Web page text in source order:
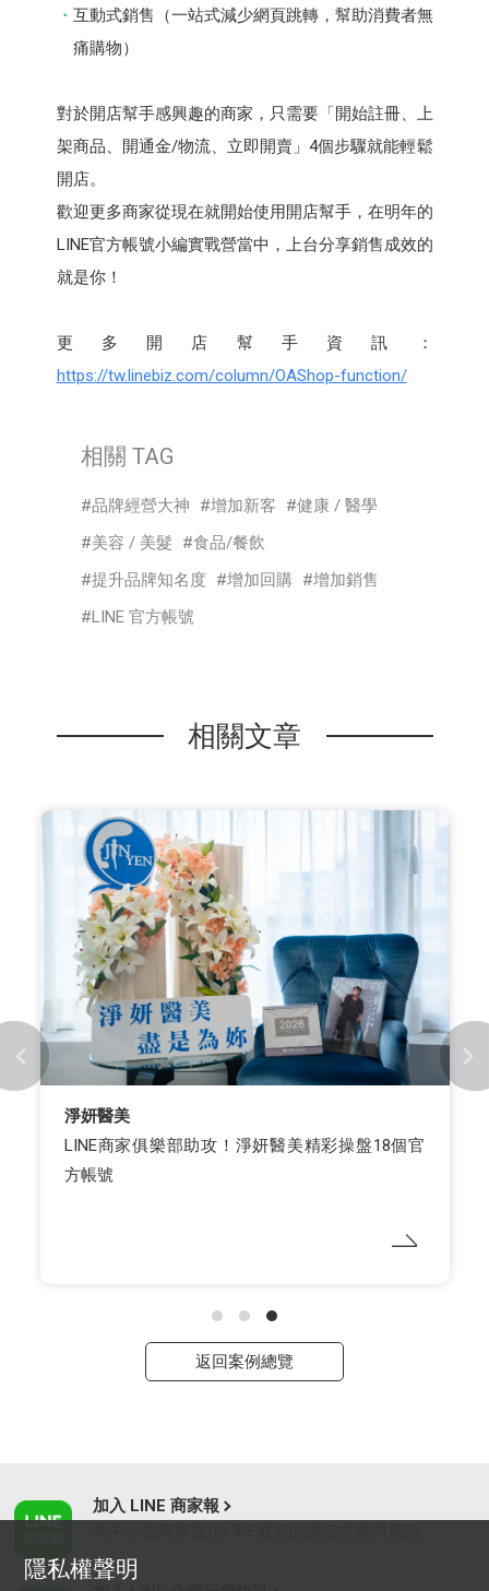
互動式銷售（一站式減少網頁跳轉，幫助消費者無
痛購物）
對於開店幫⼿感興趣的商家，只需要「開始註冊、上
架商品、開通⾦/物流、立即開賣」4個步驟就能輕鬆
開店。
歡迎更多商家從現在就開始使用開店幫⼿，在明年的
LINE官方帳號小編實戰營當中，上台分享銷售成效的
就是你！
更多開店幫⼿資訊：
https://tw.linebiz.com/column/OAShop-function/
相關 TAG
品牌經營大神 增加新客
健康 / 醫學
美容 / 美髮
食品/餐飲
提升品牌知名度
增加回購
增加銷售
LINE 官方帳號
相關文章
淨妍醫美
LINE商家俱樂部助攻！淨妍醫美精彩操盤18個官
方帳號
返回案例總覽
加入 LINE 商家報
隱私權聲明